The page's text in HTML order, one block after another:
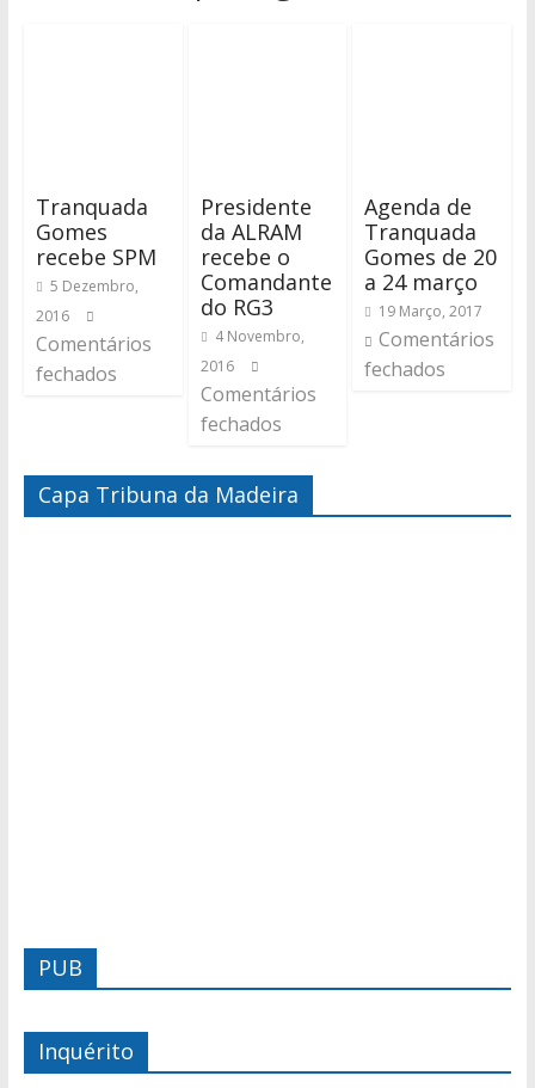
Tranquada
Gomes
recebe SPM
5 Dezembro,
2016
Comentários
fechados
Presidente
da ALRAM
recebe o
Comandante
do RG3
4 Novembro,
2016
Comentários
fechados
Agenda de
Tranquada
Gomes de 20
a 24 março
19 Março, 2017
Comentários
fechados
Capa Tribuna da Madeira
PUB
Inquérito